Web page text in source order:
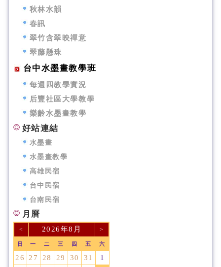
秋林水韻
春訊
翠竹含翠映禪意
翠藤懸珠
台中水墨畫教學班
每週四教學實況
后豐社區大學教學
樂齡水墨畫教學
好站連結
水墨畫
水墨畫教學
高雄民宿
台中民宿
台南民宿
月曆
< 2026年8月 >
日 一 二 三 四 五 六
26 27 28 29 30 31
1